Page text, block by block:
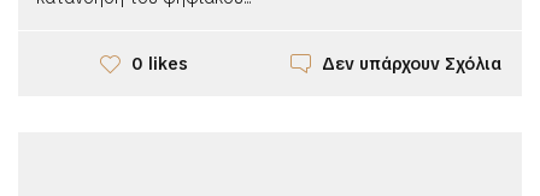
0 likes Δεν υπάρχουν Σχόλια